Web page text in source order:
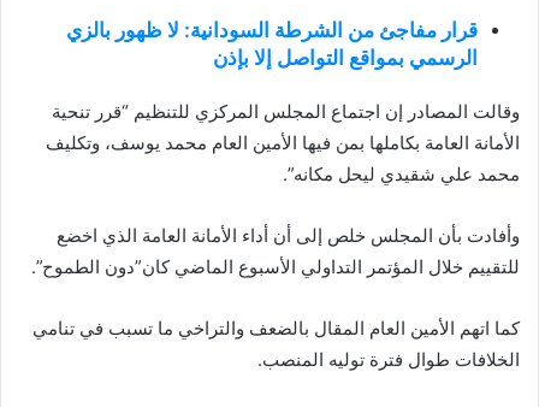
قرار مفاجئ من الشرطة السودانية: لا ظهور بالزي
الرسمي بمواقع التواصل إلا بإذن
وقالت المصادر إن اجتماع المجلس المركزي للتنظيم “قرر تنحية
الأمانة العامة بكاملها بمن فيها الأمين العام محمد يوسف، وتكليف
محمد علي شقيدي ليحل مكانه”.
وأفادت بأن المجلس خلص إلى أن أداء الأمانة العامة الذي اخضع
للتقييم خلال المؤتمر التداولي الأسبوع الماضي كان”دون الطموح”.
كما اتهم الأمين العام المقال بالضعف والتراخي ما تسبب في تنامي
الخلافات طوال فترة توليه المنصب.